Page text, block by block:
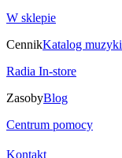
W sklepie
CennikKatalog muzyki
Radia In-store
ZasobyBlog
Centrum pomocy
Kontakt